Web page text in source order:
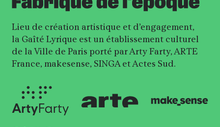
Lieu de création artistique et d’engagement,
la Gaîté Lyrique est un établissement culturel
de la Ville de Paris porté par Arty Farty, ARTE
France, makesense, SINGA et Actes Sud.